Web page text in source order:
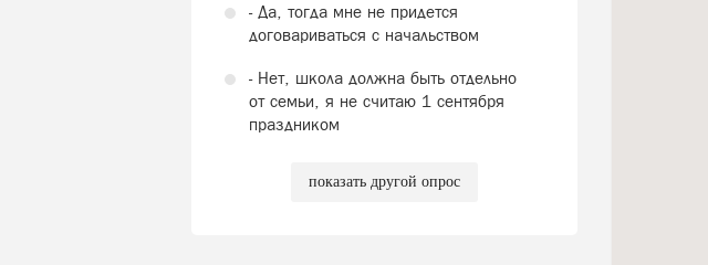
- Да, тогда мне не придется
договариваться с начальством
- Нет, школа должна быть отдельно
от семьи, я не считаю 1 сентября
праздником
показать другой опрос